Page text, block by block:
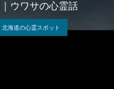
ウワサの心霊話
北海道の心霊スポット